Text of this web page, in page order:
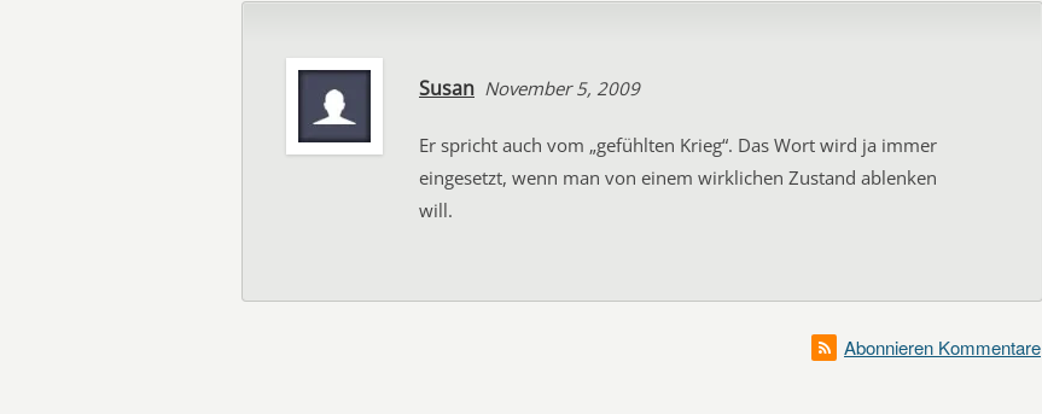
Susan November 5, 2009
Er spricht auch vom „gefühlten Krieg“. Das Wort wird ja immer
eingesetzt, wenn man von einem wirklichen Zustand ablenken
will.
Abonnieren Kommentare